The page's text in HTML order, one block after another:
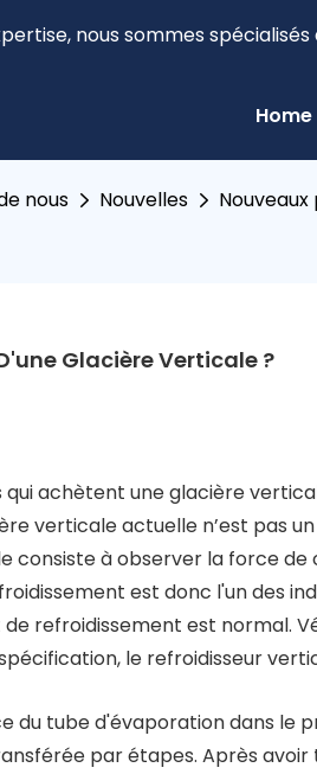
nous sommes
Home
nous Nouvelles
Glacière Verticale ?
qui achètent une glacière
verticale actuelle n’est pas
consiste à observer la force
est donc l'un des
de refroidissement est normal.
le refroidisseur
du tube d'évaporation dans
par étapes. Après